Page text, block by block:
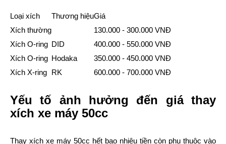
Loại xích Thương hiệuGiá
Xích thường
130.000 - 300.000 VNĐ
Xích O-ring DID
400.000 - 550.000 VNĐ
Xích O-ring Hodaka
350.000 - 450.000 VNĐ
Xích X-ring RK 600.000 - 700.000 VNĐ
Yếu tố ảnh hưởng đến giá thay
xích xe máy 50cc
Thay xích xe máy 50cc hết bao nhiêu tiền còn phụ thuộc vào